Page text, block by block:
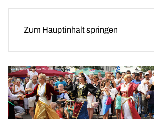
Zum Hauptinhalt springen